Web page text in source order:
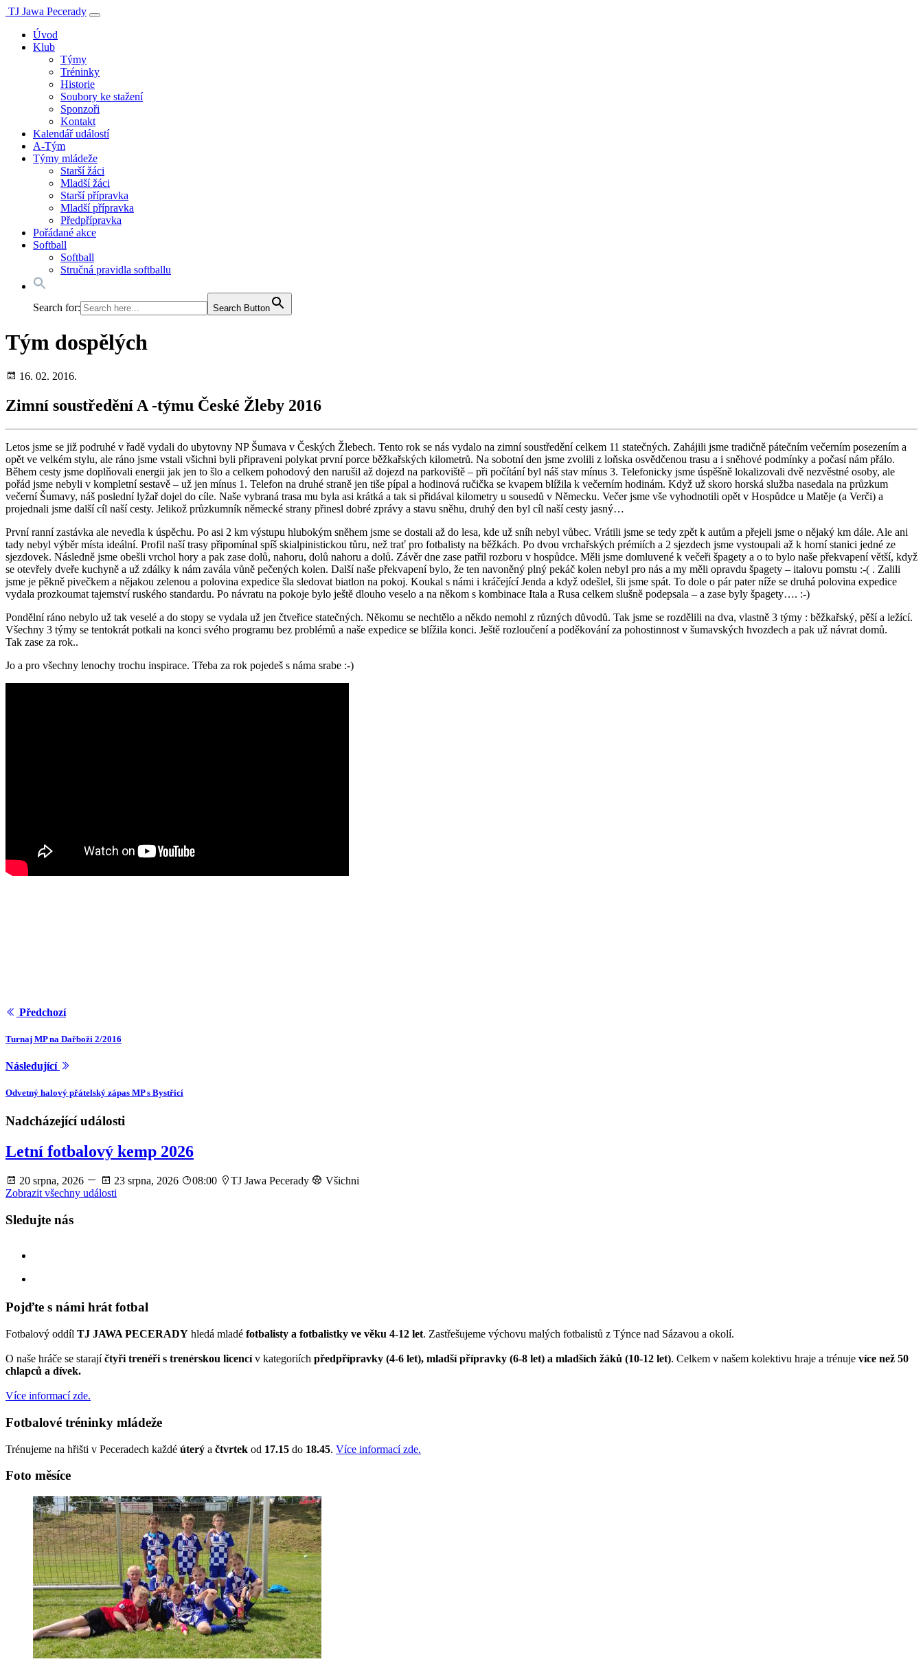
TJ Jawa Pecerady
Úvod
Klub
Týmy
Tréninky
Historie
Soubory ke stažení
Sponzoři
Kontakt
Kalendář událostí
A-Tým
Týmy mládeže
Starší žáci
Mladší žáci
Starší přípravka
Mladší přípravka
Předpřípravka
Pořádané akce
Softball
Softball
Stručná pravidla softballu
Search for: Search Button
Tým dospělých
16. 02. 2016.
Zimní soustředění A -týmu České Žleby 2016
Letos jsme se již podruhé v řadě vydali do ubytovny NP Šumava v Českých Žlebech. Tento rok se nás vydalo na zimní soustředění celkem 11 statečných. Zahájili jsme tradičně pátečním večerním posezením a
opět ve velkém stylu, ale ráno jsme vstali všichni byli připraveni polykat první porce běžkařských kilometrů. Na sobotní den jsme zvolili z loňska osvědčenou trasu a i sněhové podmínky a počasí nám přálo.
Během cesty jsme doplňovali energii jak jen to šlo a celkem pohodový den narušil až dojezd na parkoviště – při počítání byl náš stav mínus 3. Telefonicky jsme úspěšně lokalizovali dvě nezvěstné osoby, ale
pořád jsme nebyli v kompletní sestavě – už jen mínus 1. Telefon na druhé straně jen tiše pípal a hodinová ručička se kvapem blížila k večerním hodinám. Když už skoro horská služba nasedala na průzkum
večerní Šumavy, náš poslední lyžař dojel do cíle. Naše vybraná trasa mu byla asi krátká a tak si přidával kilometry u sousedů v Německu. Večer jsme vše vyhodnotili opět v Hospůdce u Matěje (a Verči) a
projednali jsme další cíl naší cesty. Jelikož průzkumník německé strany přinesl dobré zprávy a stavu sněhu, druhý den byl cíl naší cesty jasný…
První ranní zastávka ale nevedla k úspěchu. Po asi 2 km výstupu hlubokým sněhem jsme se dostali až do lesa, kde už sníh nebyl vůbec. Vrátili jsme se tedy zpět k autům a přejeli jsme o nějaký km dále. Ale ani
tady nebyl výběr místa ideální. Profil naší trasy připomínal spíš skialpinistickou tůru, než trať pro fotbalisty na běžkách. Po dvou vrchařských prémiích a 2 sjezdech jsme vystoupali až k horní stanici jedné ze
sjezdovek. Následně jsme obešli vrchol hory a pak zase dolů, nahoru, dolů nahoru a dolů. Závěr dne zase patřil rozboru v hospůdce. Měli jsme domluvené k večeři špagety a o to bylo naše překvapení větší, když
se otevřely dveře kuchyně a už zdálky k nám zavála vůně pečených kolen. Další naše překvapení bylo, že ten navoněný plný pekáč kolen nebyl pro nás a my měli opravdu špagety – italovu pomstu :-( . Zalili
jsme je pěkně pivečkem a nějakou zelenou a polovina expedice šla sledovat biatlon na pokoj. Koukal s námi i kráčející Jenda a když odešlel, šli jsme spát. To dole o pár pater níže se druhá polovina expedice
vydala prozkoumat tajemství ruského standardu. Po návratu na pokoje bylo ještě dlouho veselo a na někom s kombinace Itala a Rusa celkem slušně podepsala – a zase byly špagety…. :-)
Pondělní ráno nebylo už tak veselé a do stopy se vydala už jen čtveřice statečných. Někomu se nechtělo a někdo nemohl z různých důvodů. Tak jsme se rozdělili na dva, vlastně 3 týmy : běžkařský, pěší a ležící.
Všechny 3 týmy se tentokrát potkali na konci svého programu bez problémů a naše expedice se blížila konci. Ještě rozloučení a poděkování za pohostinnost v šumavských hvozdech a pak už návrat domů.
Tak zase za rok..
Jo a pro všechny lenochy trochu inspirace. Třeba za rok pojedeš s náma srabe :-)
Předchozí
Turnaj MP na Dařboži 2/2016
Následující
Odvetný halový přátelský zápas MP s Bystřicí
Nadcházející události
Letní fotbalový kemp 2026
20 srpna, 2026 23 srpna, 2026 08:00 TJ Jawa Pecerady
Všichni
Zobrazit všechny události
Sledujte nás
Pojďte s námi hrát fotbal
Fotbalový oddíl TJ JAWA PECERADY hledá mladé fotbalisty a fotbalistky ve věku 4-12 let. Zastřešujeme výchovu malých fotbalistů z Týnce nad Sázavou a okolí.
O naše hráče se starajíčtyři trenéři s trenérskou licencív kategoriích předpřípravky (4-6 let), mladší přípravky (6-8 let) a mladších žáků (10-12 let). Celkem v našem kolektivu hraje a trénuje více než 50
chlapců a dívek.
Více informací zde.
Fotbalové tréninky mládeže
Trénujeme na hřišti v Peceradech každé úterý a čtvrtek od 17.15 do 18.45. Více informací zde.
Foto měsíce